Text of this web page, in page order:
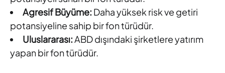
Agresif Büyüme: Daha yüksek risk ve getiri
potansiyeline sahip bir fon türüdür.
Uluslararası:ABD dışındaki şirketlere yatırım
yapan bir fon türüdür.